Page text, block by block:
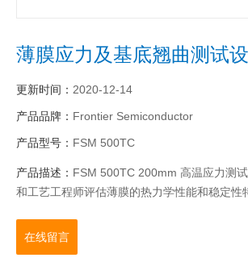
薄膜应力及基底翘曲测试
更新时间： 2020-12-14
产品品牌： Frontier Semiconductor
产品型号： FSM 500TC
产品描述： FSM 500TC 200mm 高温应力测
和工艺工程师评估薄膜的热力学性能和稳定性
在线留言